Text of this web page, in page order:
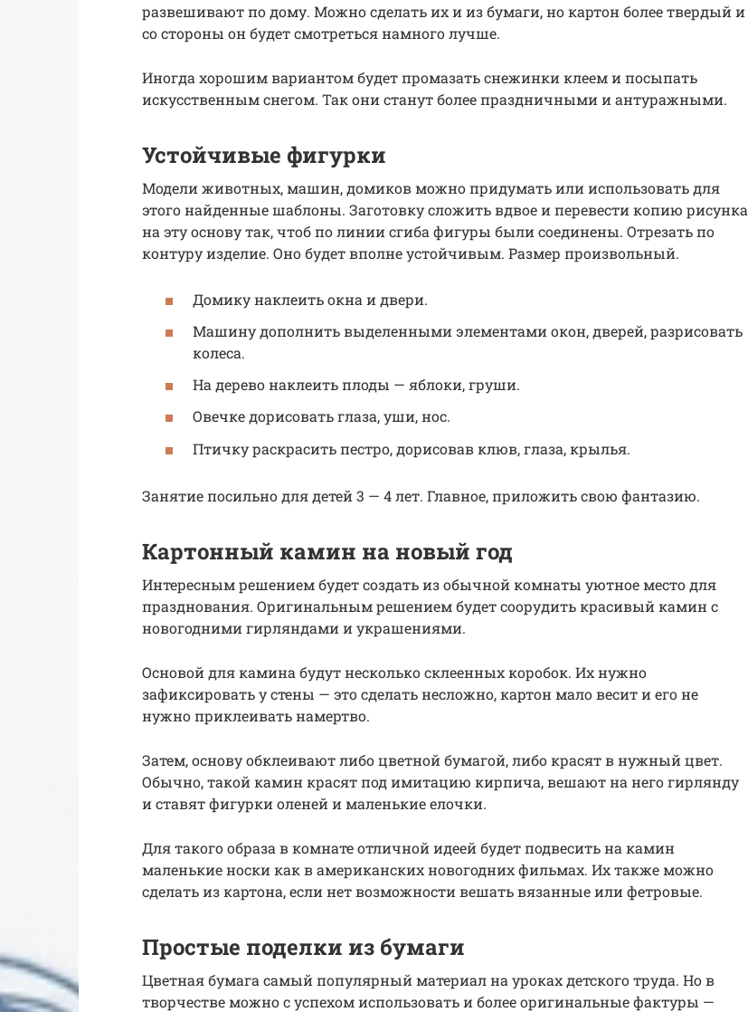
развешивают по дому. Можно сделать их и из бумаги, но картон более твердый и
со стороны он будет смотреться намного лучше.
Иногда хорошим вариантом будет промазать снежинки клеем и посыпать
искусственным снегом. Так они станут более праздничными и антуражными.
Устойчивые фигурки
Модели животных, машин, домиков можно придумать или использовать для
этого найденные шаблоны. Заготовку сложить вдвое и перевести копию рисунка
на эту основу так, чтоб по линии сгиба фигуры были соединены. Отрезать по
контуру изделие. Оно будет вполне устойчивым. Размер произвольный.
Домику наклеить окна и двери.
Машину дополнить выделенными элементами окон, дверей, разрисовать
колеса.
На дерево наклеить плоды — яблоки, груши.
Овечке дорисовать глаза, уши, нос.
Птичку раскрасить пестро, дорисовав клюв, глаза, крылья.
Занятие посильно для детей 3 — 4 лет. Главное, приложить свою фантазию.
Картонный камин на новый год
Интересным решением будет создать из обычной комнаты уютное место для
празднования. Оригинальным решением будет соорудить красивый камин с
новогодними гирляндами и украшениями.
Основой для камина будут несколько склеенных коробок. Их нужно
зафиксировать у стены — это сделать несложно, картон мало весит и его не
нужно приклеивать намертво.
Затем, основу обклеивают либо цветной бумагой, либо красят в нужный цвет.
Обычно, такой камин красят под имитацию кирпича, вешают на него гирлянду
и ставят фигурки оленей и маленькие елочки.
Для такого образа в комнате отличной идеей будет подвесить на камин
маленькие носки как в американских новогодних фильмах. Их также можно
сделать из картона, если нет возможности вешать вязанные или фетровые.
Простые поделки из бумаги
Цветная бумага самый популярный материал на уроках детского труда. Но в
творчестве можно с успехом использовать и более оригинальные фактуры —